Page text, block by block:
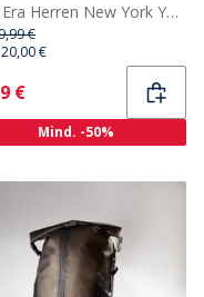
New Era Herren New York Yankees Shorts Stone Stn
€
20,00 €
€
Mind. -50%